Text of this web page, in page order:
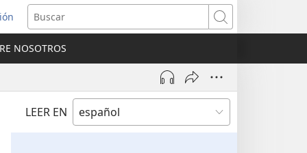
Buscar
NOSOTROS
LEER EN